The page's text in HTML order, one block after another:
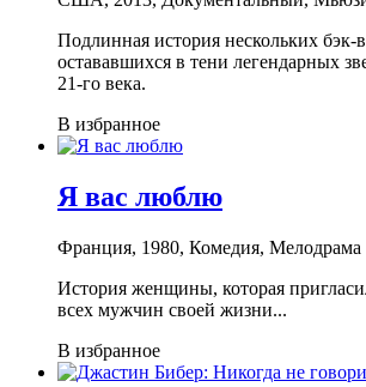
Подлинная история нескольких бэк-
остававшихся в тени легендарных
21-го века.
В избранное
Я вас люблю
Франция, 1980, Комедия, Мелодрама
История женщины, которая
всех мужчин своей жизни...
В избранное